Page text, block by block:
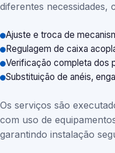
diferentes necessidades,
Ajuste e troca de
Regulagem de caixa
Verificação completa dos
Substituição de anéis,
Os serviços são
com uso de
garantindo instalação